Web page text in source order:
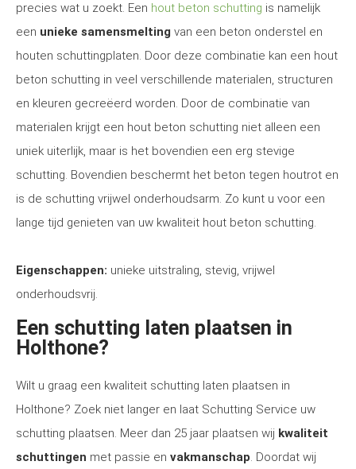
precies wat u zoekt. Een hout beton schutting is namelijk
een unieke samensmelting van een beton onderstel en
houten schuttingplaten. Door deze combinatie kan een hout
beton schutting in veel verschillende materialen, structuren
en kleuren gecreëerd worden. Door de combinatie van
materialen krijgt een hout beton schutting niet alleen een
uniek uiterlijk, maar is het bovendien een erg stevige
schutting. Bovendien beschermt het beton tegen houtrot en
is de schutting vrijwel onderhoudsarm. Zo kunt u voor een
lange tijd genieten van uw kwaliteit hout beton schutting.
Eigenschappen: unieke uitstraling, stevig, vrijwel
onderhoudsvrij.
Een schutting laten plaatsen in
Holthone?
Wilt u graag een kwaliteit schutting laten plaatsen in
Holthone? Zoek niet langer en laat Schutting Service uw
schutting plaatsen. Meer dan 25 jaar plaatsen wij kwaliteit
schuttingen met passie en vakmanschap. Doordat wij